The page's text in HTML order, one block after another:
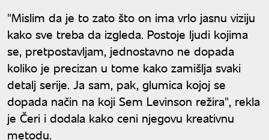
"Mislim da je to zato što on ima vrlo jasnu viziju
kako sve treba da izgleda. Postoje ljudi kojima
se, pretpostavljam, jednostavno ne dopada
koliko je precizan u tome kako zamišlja svaki
detalj serije. Ja sam, pak, glumica kojoj se
dopada način na koji Sem Levinson režira", rekla
je Čeri i dodala kako ceni njegovu kreativnu
metodu.